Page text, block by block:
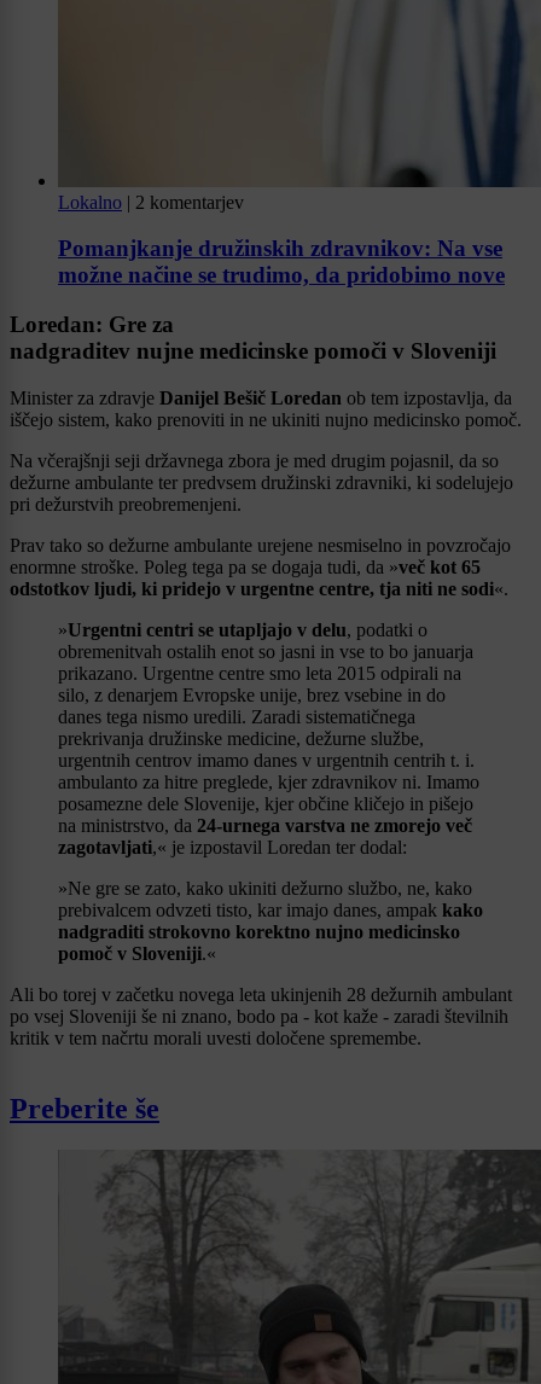
Lokalno | 2 komentarjev
Pomanjkanje družinskih zdravnikov: Na vse
možne načine se trudimo, da pridobimo nove
Loredan: Gre za
nadgraditev nujne medicinske pomoči v Sloveniji
Minister za zdravje Danijel Bešič Loredan ob tem izpostavlja, da
iščejo sistem, kako prenoviti in ne ukiniti nujno medicinsko pomoč.
Na včerajšnji seji državnega zbora je med drugim pojasnil, da so
dežurne ambulante ter predvsem družinski zdravniki, ki sodelujejo
pri dežurstvih preobremenjeni.
Prav tako so dežurne ambulante urejene nesmiselno in povzročajo
enormne stroške. Poleg tega pa se dogaja tudi, da »več kot 65
odstotkov ljudi, ki pridejo v urgentne centre, tja niti ne sodi«.
»Urgentni centri se utapljajo v delu, podatki o
obremenitvah ostalih enot so jasni in vse to bo januarja
prikazano. Urgentne centre smo leta 2015 odpirali na
silo, z denarjem Evropske unije, brez vsebine in do
danes tega nismo uredili. Zaradi sistematičnega
prekrivanja družinske medicine, dežurne službe,
urgentnih centrov imamo danes v urgentnih centrih t. i.
ambulanto za hitre preglede, kjer zdravnikov ni. Imamo
posamezne dele Slovenije, kjer občine kličejo in pišejo
na ministrstvo, da 24-urnega varstva ne zmorejo več
zagotavljati,« je izpostavil Loredan ter dodal:
»Ne gre se zato, kako ukiniti dežurno službo, ne, kako
prebivalcem odvzeti tisto, kar imajo danes, ampak kako
nadgraditi strokovno korektno nujno medicinsko
pomoč v Sloveniji.«
Ali bo torej v začetku novega leta ukinjenih 28 dežurnih ambulant
po vsej Sloveniji še ni znano, bodo pa - kot kaže - zaradi številnih
kritik v tem načrtu morali uvesti določene spremembe.
Preberite še